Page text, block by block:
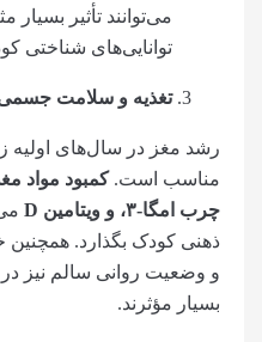
می‌توانند تأثیر بسیار
توانایی‌های شناختی
تغذیه و سلامت جسمی
رشد مغز در سال‌های اولیه
مناسب است. کمبود مواد
چرب امگا-۳، و ویتامینD
ذهنی کودک بگذارد.
و وضعیت روانی سالم نیز در
بسیار مؤثرند.